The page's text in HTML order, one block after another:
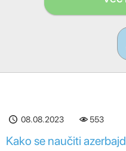
08.08.2023 553
Kako se naučiti